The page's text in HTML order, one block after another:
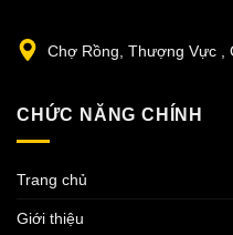
Chợ Rồng, Thượng Vực ,
CHỨC NĂNG CHÍNH
Trang chủ
Giới thiệu